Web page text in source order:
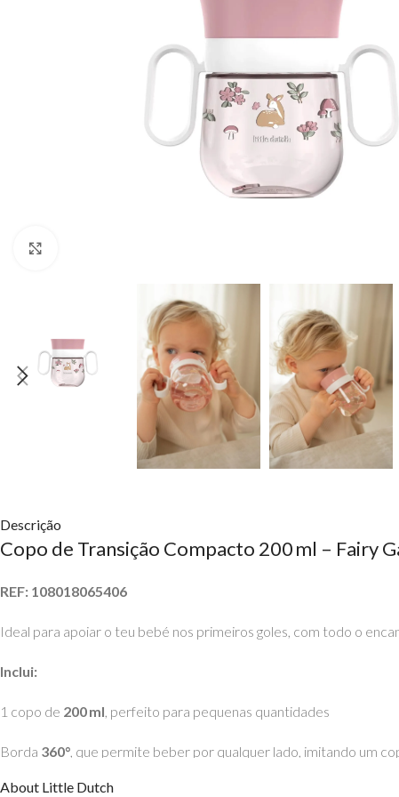
Descrição
Copo de Transição Compacto 200 ml – Fairy
REF: 108018065406
Ideal para apoiar o teu bebé nos primeiros goles, com todo o
Inclui:
1 copo de 200 ml, perfeito para pequenas quantidades
Borda 360°, que permite beber por qualquer lado, imitando um
Tampa de rosca segura, à prova de fugas quando transportado
About Little Dutch